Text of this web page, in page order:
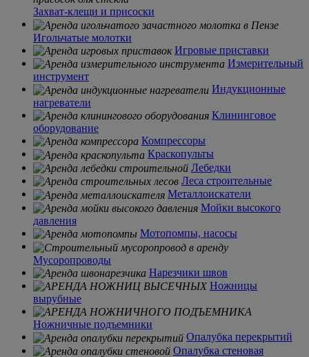
Захват-клещи и присоски
Игольчатые молотки
Игровые приставки
Измерительный
инструмент
Индукционные
нагреватели
Клининговое
оборудование
Компрессоры
Краскопульты
Лебедки
Леса строительные
Металлоискатели
Мойки высокого
давления
Мотопомпы, насосы
Мусоропроводы
Нарезчики швов
Ножницы
вырубные
Ножничные подъемники
Опалубка перекрытий
Опалубка стеновая